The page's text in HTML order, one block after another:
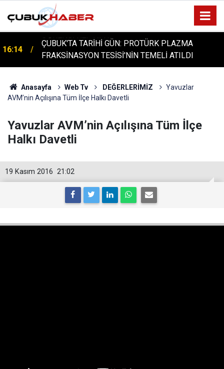
16:14
ÇUBUK'TA TARİHİ GÜN: PROTÜRK PLAZMA
FRAKSİNASYON TESİSİ'NİN TEMELİ ATILDI
Anasayfa Web Tv DEĞERLERİMİZ
Yavuzlar
AVM’nin Açılışına Tüm İlçe Halkı Davetli
Yavuzlar AVM’nin Açılışına Tüm İlçe
Halkı Davetli
21:02
19 Kasım 2016